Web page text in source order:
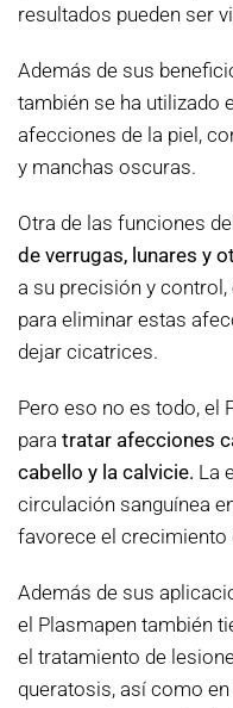
resultados pueden ser
Además de sus
también se ha utilizado
afecciones de la piel,
y manchas oscuras.
Otra de las funciones
de verrugas, lunares y
a su precisión y
para eliminar estas
dejar cicatrices.
Pero eso no es todo, el
para tratar afecciones
cabello y la calvicie. La
circulación sanguínea
favorece el crecimiento
Además de sus
el Plasmapen también
el tratamiento de
queratosis, así como